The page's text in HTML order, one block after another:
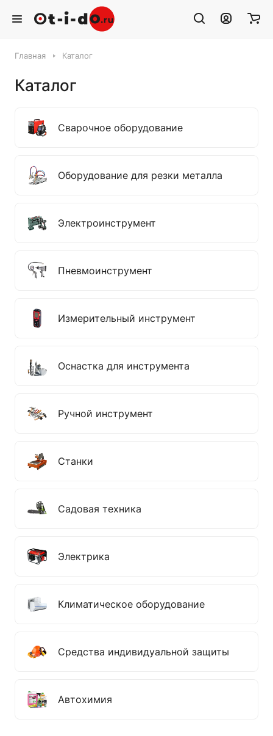
Главная Каталог
Каталог
Сварочное оборудование
Оборудование для резки металла
Электроинструмент
Пневмоинструмент
Измерительный инструмент
Оснастка для инструмента
Ручной инструмент
Станки
Садовая техника
Электрика
Климатическое оборудование
Средства индивидуальной защиты
Автохимия